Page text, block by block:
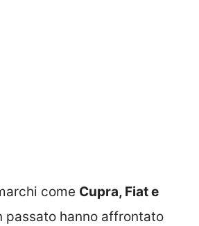
come Cupra, Fiat e
passato hanno affrontato